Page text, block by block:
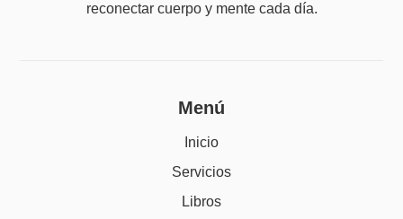
reconectar cuerpo y mente cada día.
Menú
Inicio
Servicios
Libros